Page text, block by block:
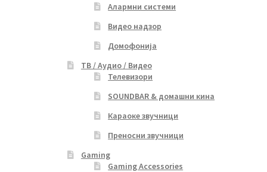
Алармни системи
Видео надзор
Домофонија
ТВ / Аудио / Видео
Телевизори
SOUNDBAR & домашни кина
Караоке звучници
Преносни звучници
Gaming
Gaming Accessories